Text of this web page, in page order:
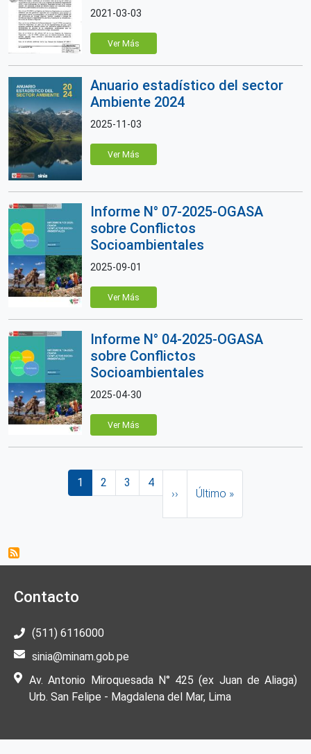
2021-03-03
Ver Más
Anuario estadístico del sector
Ambiente 2024
2025-11-03
Ver Más
Informe N° 07-2025-OGASA
sobre Conflictos
Socioambientales
2025-09-01
Ver Más
Informe N° 04-2025-OGASA
sobre Conflictos
Socioambientales
2025-04-30
Ver Más
Paginación
Página actual
1 Página
2 Página
3 Página
4
››
Último »
Contacto
(511) 6116000
sinia@minam.gob.pe
Av. Antonio Miroquesada N° 425 (ex Juan de Aliaga)
Urb. San Felipe - Magdalena del Mar, Lima